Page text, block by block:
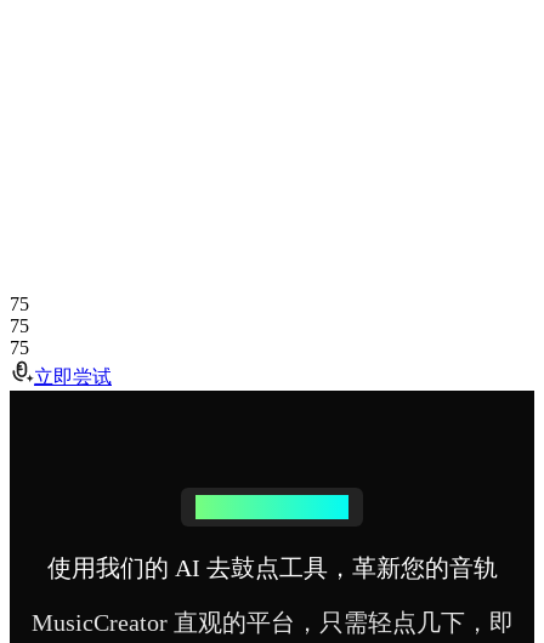
75
75
75
立即尝试
使用我们的 AI 去鼓点工具，革新您的音轨
MusicCreator 直观的平台，只需轻点几下，即